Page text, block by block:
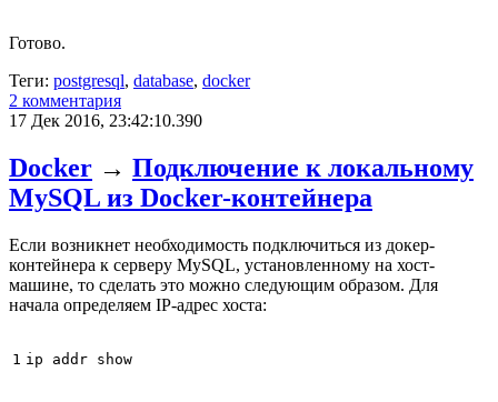
Готово.
Теги: postgresql, database, docker
2 комментария
17 Дек 2016, 23:42:10.390
Docker → Подключение к локальному
MySQL из Docker-контейнера
Если возникнет необходимость подключиться из докер-
контейнера к серверу MySQL, установленному на хост-
машине, то сделать это можно следующим образом. Для
начала определяем IP-адрес хоста:
1